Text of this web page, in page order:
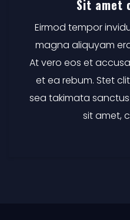
Sit amet
Eirmod tempor
magna aliquyam
At vero eos et
et ea rebum. Stet
sea takimata
sit amet,